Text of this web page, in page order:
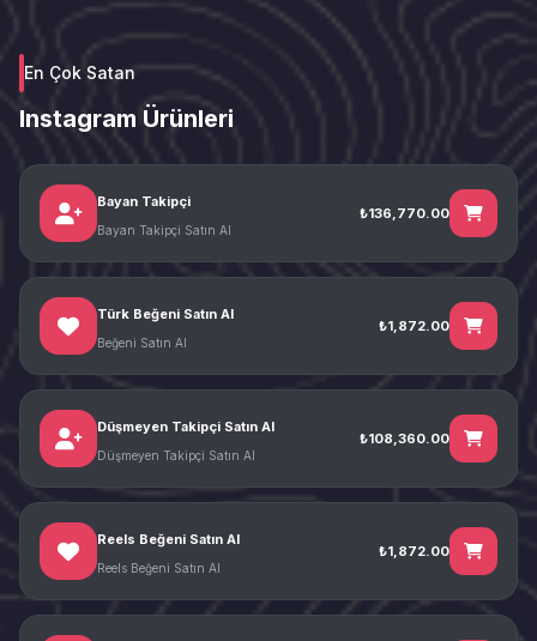
En Çok Satan
Instagram Ürünleri
Bayan Takipçi
Bayan Takipçi Satın Al
₺136,770.00
Türk Beğeni Satın Al
Beğeni Satın Al
₺1,872.00
Düşmeyen Takipçi Satın Al
Düşmeyen Takipçi Satın Al
₺108,360.00
Reels Beğeni Satın Al
Reels Beğeni Satın Al
₺1,872.00